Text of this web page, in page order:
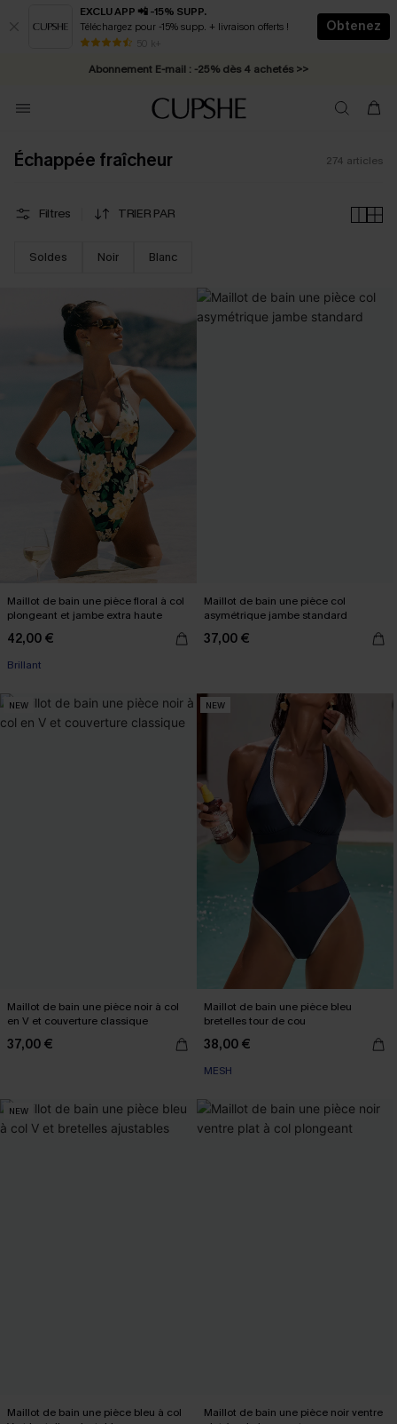
EXCLU APP 📲 -15% SUPP.
Téléchargez pour -15% supp. + livraison offerts !
50 k+
Obtenez
* Livraison éclair 2-3 jours ouvrés >>
Abonnement E-mail : -25% dès 4 achetés >>
Échappée fraîcheur 274 articles
Filtres TRIER PAR
Soldes Noir Blanc
Maillot de bain une pièce floral à col
plongeant et jambe extra haute
42,00 €
Brillant
Maillot de bain une pièce col
asymétrique jambe standard
37,00 €
NEW
Maillot de bain une pièce noir à col
en V et couverture classique
37,00 €
NEW
Maillot de bain une pièce bleu
bretelles tour de cou
38,00 €
MESH
NEW
Maillot de bain une pièce bleu à col
Maillot de bain une pièce noir ventre